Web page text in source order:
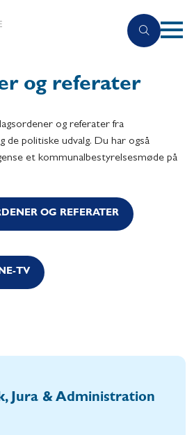
og referater
og referater fra
de politiske udvalg. Du har også
et kommunalbestyrelsesmøde på
OG REFERATER
TV
Jura & Administration